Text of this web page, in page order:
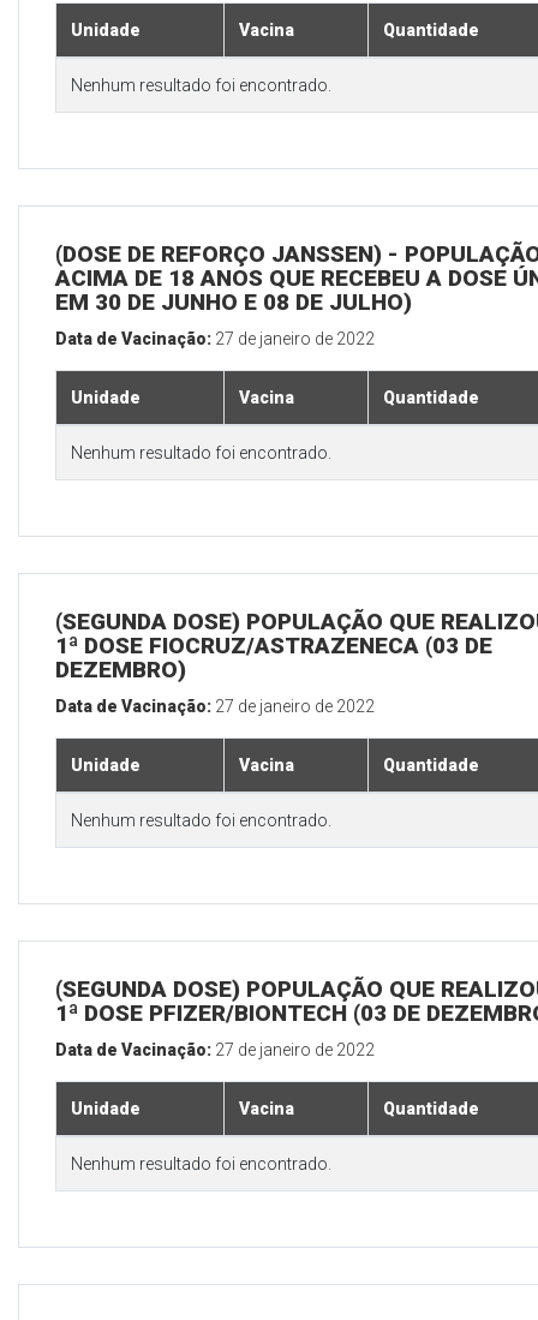
Unidade Vacina Quantidade
Nenhum resultado foi encontrado.
(DOSE DE REFORÇO JANSSEN) -
ACIMA DE 18 ANOS QUE RECEBEU A DOSE
EM 30 DE JUNHO E 08 DE JULHO)
Data de Vacinação: 27 de janeiro de 2022
Unidade Vacina Quantidade
Nenhum resultado foi encontrado.
(SEGUNDA DOSE) POPULAÇÃO QUE
1ª DOSE FIOCRUZ/ASTRAZENECA (03 DE
DEZEMBRO)
Data de Vacinação: 27 de janeiro de 2022
Unidade Vacina Quantidade
Nenhum resultado foi encontrado.
(SEGUNDA DOSE) POPULAÇÃO QUE
1ª DOSE PFIZER/BIONTECH (03 DE
Data de Vacinação: 27 de janeiro de 2022
Unidade Vacina Quantidade
Nenhum resultado foi encontrado.